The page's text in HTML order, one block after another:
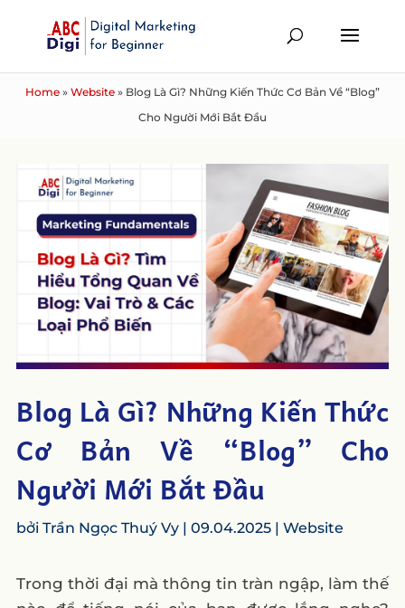
Home » Website » Blog Là Gì? Những Kiến Thức Cơ Bản Về “Blog”
Cho Người Mới Bắt Đầu
Blog Là Gì? Những Kiến Thức
Cơ Bản Về “Blog” Cho
Người Mới Bắt Đầu
bởi Trần Ngọc Thuý Vy| 09.04.2025| Website
Trong thời đại mà thông tin tràn ngập, làm thế